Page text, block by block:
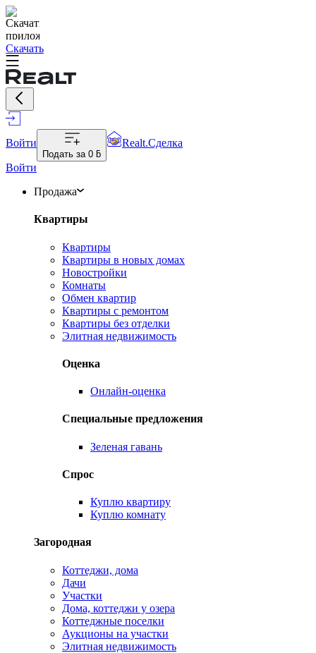
Скачать
Войти
Подать за 0 ƃ
Realt.Сделка
Войти
Продажа
Квартиры
Квартиры
Квартиры в новых домах
Новостройки
Комнаты
Обмен квартир
Квартиры с ремонтом
Квартиры без отделки
Элитная недвижимость
Оценка
Онлайн-оценка
Специальные предложения
Зеленая гавань
Спрос
Куплю квартиру
Куплю комнату
Загородная
Коттеджи, дома
Дачи
Участки
Дома, коттеджи у озера
Коттеджные поселки
Аукционы на участки
Элитная недвижимость